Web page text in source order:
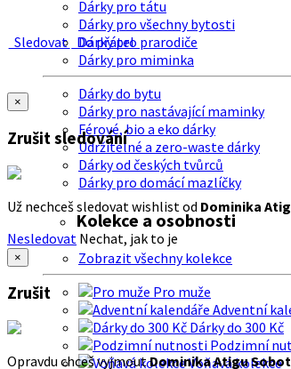
Dárky pro tátu
Dárky pro všechny bytosti
Dárky pro prarodiče
Dárky pro miminka
Dárky do bytu
Dárky pro nastávající maminky
Férové, bio a eko dárky
Udržitelné a zero-waste dárky
Dárky od českých tvůrců
Dárky pro domácí mazlíčky
Kolekce a osobnosti
Zobrazit všechny kolekce
Pro muže
Adventní
Dárky do 300 Kč
Podzimní
Voňavá kolekce
Sledovat Do přátel
×
Zrušit sledování
Už nechceš sledovat wishlist od Dominika
Nesledovat Nechat, jak to je
×
Zrušit
Opravdu chceš vyjmoutDominika Atigu